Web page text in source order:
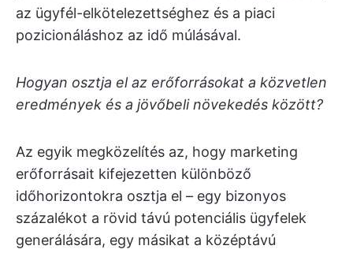
az ügyfél-elkötelezettséghez és a piaci
pozicionáláshoz az idő múlásával.
Hogyan osztja el az erőforrásokat a közvetlen
eredmények és a jövőbeli növekedés között?
Az egyik megközelítés az, hogy marketing
erőforrásait kifejezetten különböző
időhorizontokra osztja el – egy bizonyos
százalékot a rövid távú potenciális ügyfelek
generálására, egy másikat a középtávú